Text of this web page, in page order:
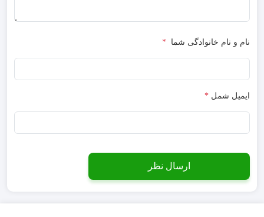
نام و نام خانوادگی شما *
ایمیل شمل *